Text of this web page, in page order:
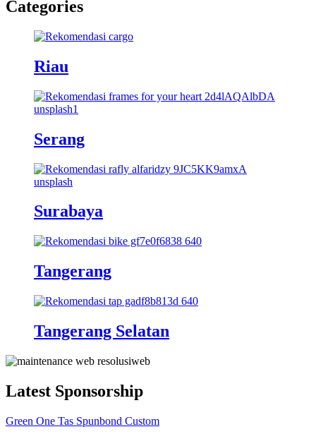
Categories
Riau
Serang
Surabaya
Tangerang
Tangerang Selatan
Latest Sponsorship
Green One Tas Spunbond Custom